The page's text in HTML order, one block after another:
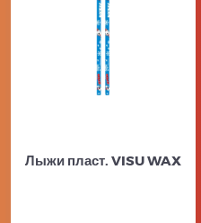
Лыжи пласт. VISU WAX